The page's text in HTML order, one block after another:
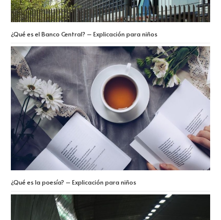
¿Qué es el Banco Central? – Explicación para niños
¿Qué es la poesía? – Explicación para niños